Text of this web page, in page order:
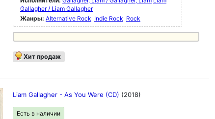
Gallagher / Liam Gallagher
Жанры: Alternative Rock Indie Rock Rock
Хит продаж
Liam Gallagher - As You Were (CD) (2018)
Есть в наличии